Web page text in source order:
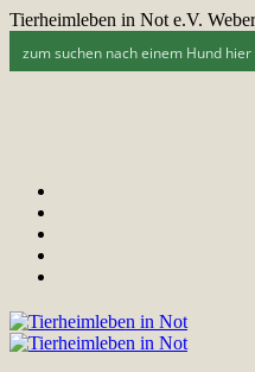
Tierheimleben in Not e.V.